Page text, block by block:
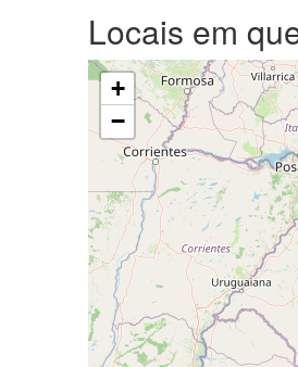
Locais em
+
−